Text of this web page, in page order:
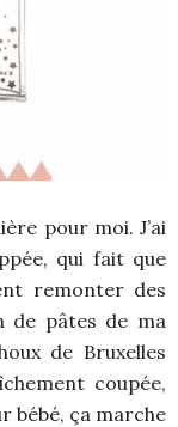
pour moi. J’ai
qui fait que
remonter des
de pâtes de ma
de Bruxelles
coupée,
bébé, ça marche